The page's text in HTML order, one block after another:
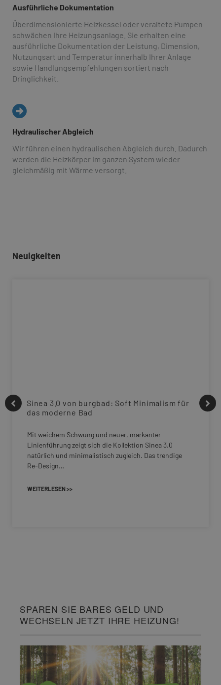
Ausführliche Dokumentation
Überdimensionierte Heizkessel oder veraltete Pumpen
schwächen Ihre Heizungsanlage. Sie erhalten eine
ausführliche Dokumentation der Leistung, Dimension,
Nutzungsart und Temperatur innerhalb Ihrer Anlage
sowie Handlungsempfehlungen sortiert nach
Dringlichkeit.
Hydraulischer Abgleich
Wir führen einen hydraulischen Abgleich durch. Dadurch
werden die Heizkörper im ganzen System wieder
gleichmäßig mit Wärme versorgt.
Neuigkeiten
Sinea 3.0 von burgbad: Soft Minimalism für
das moderne Bad
Mit weichem Schwung und neuer, markanter
Linienführung zeigt sich die Kollektion Sinea 3.0
natürlich und minimalistisch zugleich. Das trendige
Re-Design…
WEITERLESEN >>
SPAREN SIE BARES GELD UND
WECHSELN JETZT IHRE HEIZUNG!